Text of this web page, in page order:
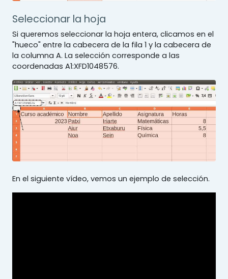
Seleccionar la hoja
Si queremos seleccionar la hoja entera, clicamos en el
"hueco" entre la cabecera de la fila 1 y la cabecera de
la columna A. La selección corresponde a las
coordenadas A1:XFD1048576.
En el siguiente vídeo, vemos un ejemplo de selección.